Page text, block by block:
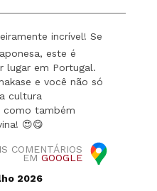
incrível! Se
este é
lugar em Portugal.
e você não só
cultura
como também
😍😋
COMENTÁRIOS
EM GOOGLE
2026